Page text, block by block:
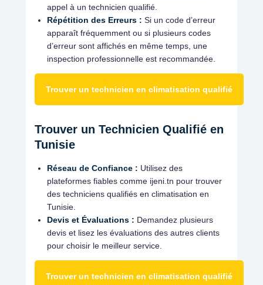
appel à un technicien qualifié.
Répétition des Erreurs : Si un code d’erreur
apparaît fréquemment ou si plusieurs codes
d’erreur sont affichés en même temps, une
inspection professionnelle est recommandée.
Trouver un technicien en climatisation qualifié
Trouver un Technicien Qualifié en
Tunisie
Réseau de Confiance : Utilisez des
plateformes fiables comme ijeni.tn pour trouver
des techniciens qualifiés en climatisation en
Tunisie.
Devis et Évaluations : Demandez plusieurs
devis et lisez les évaluations des autres clients
pour choisir le meilleur service.
Trouver un technicien en climatisation qualifié